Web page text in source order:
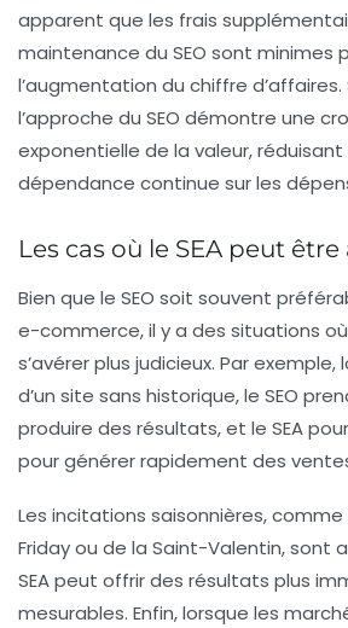
apparent que les frais
maintenance du SEO sont minimes
l’augmentation du chiffre
l’approche du SEO démontre une
exponentielle de la valeur, réduisant
dépendance continue sur les
Les cas où le SEA peut
Bien que le SEO soit souvent
e-commerce, il y a des situations où
s’avérer plus judicieux. Par
d’un site sans historique, le SEO
produire des résultats, et le SEA
pour générer rapidement des
Les incitations saisonnières, comme
Friday ou de la Saint-Valentin, sont
SEA peut offrir des résultats plus
mesurables. Enfin, lorsque les